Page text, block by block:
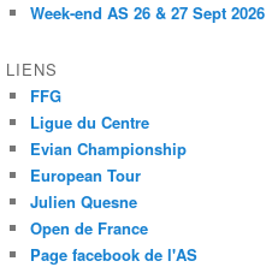
Week-end AS 26 & 27 Sept 2026
LIENS
FFG
Ligue du Centre
Evian Championship
European Tour
Julien Quesne
Open de France
Page facebook de l'AS